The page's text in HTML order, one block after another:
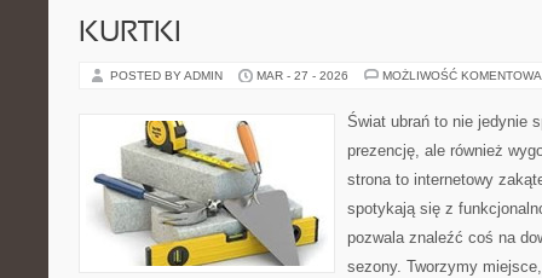
KURTKI
POSTED BY ADMIN MAR - 27 - 2026 MOŻLIWOŚĆ
Świat ubrań to nie jedynie
prezencję, ale również
strona to internetowy
spotykają się z
pozwala znaleźć coś na
sezony. Tworzymy